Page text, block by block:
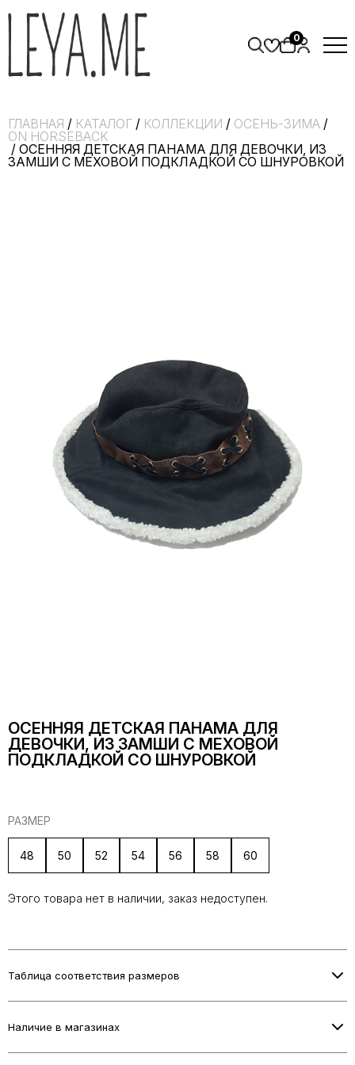
0
ГЛАВНАЯ / КАТАЛОГ / КОЛЛЕКЦИИ / ОСЕНЬ-ЗИМА /
ON HORSEBACK
/ ОСЕННЯЯ ДЕТСКАЯ ПАНАМА ДЛЯ ДЕВОЧКИ, ИЗ
ЗАМШИ С МЕХОВОЙ ПОДКЛАДКОЙ СО ШНУРОВКОЙ
ОСЕННЯЯ ДЕТСКАЯ ПАНАМА ДЛЯ
ДЕВОЧКИ, ИЗ ЗАМШИ С МЕХОВОЙ
ПОДКЛАДКОЙ СО ШНУРОВКОЙ
РАЗМЕР
48 50 52 54 56 58 60
Этого товара нет в наличии, заказ недоступен.
Таблица соответствия размеров
Наличие в магазинах